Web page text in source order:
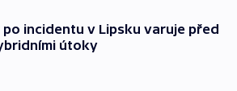
po incidentu v Lipsku varuje před
útoky